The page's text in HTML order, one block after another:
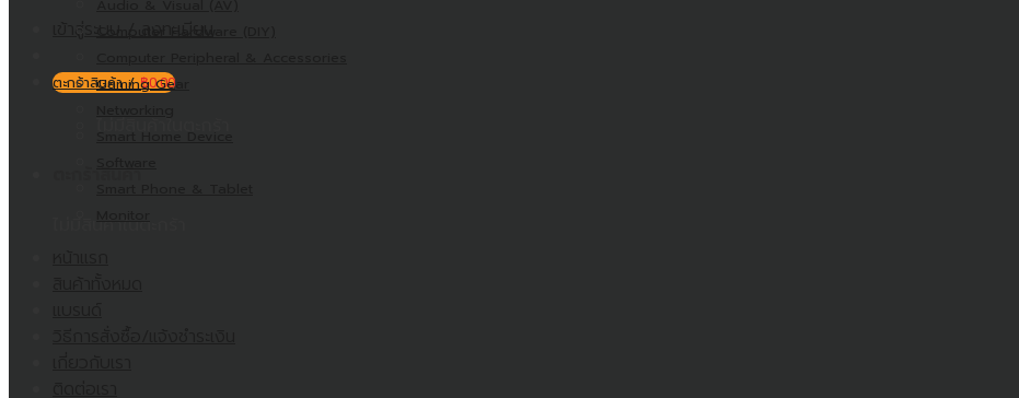
ตะกร้าสินค้า /฿0.00
Gaming Gear
Smart Home Device